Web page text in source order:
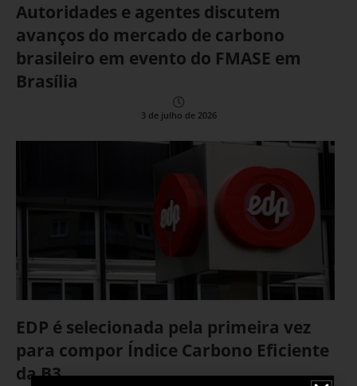
Autoridades e agentes discutem
avanços do mercado de carbono
brasileiro em evento do FMASE em
Brasília
3 de julho de 2026
EDP é selecionada pela primeira vez
para compor Índice Carbono Eficiente
da B3